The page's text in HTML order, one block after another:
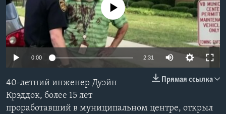
Learning English
СОЦИАЛЬНЫЕ СЕТИ
Языки
No media source currently available
0:00 2:31
Прямая ссылка
40-летний инженер Дуэйн
Крэддок, более 15 лет
проработавший в муниципальном центре, открыл